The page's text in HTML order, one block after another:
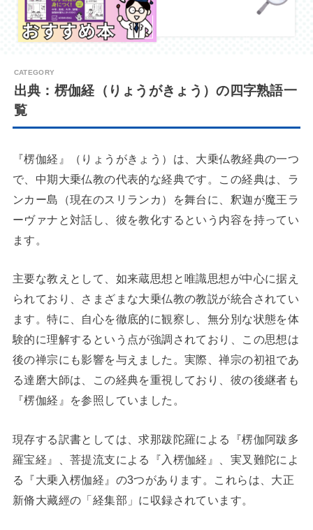
出典：楞伽経（りょうがきょう）の四字熟語一
覧
『楞伽経』（りょうがきょう）は、大乗仏教経典の一つ
で、中期大乗仏教の代表的な経典です。この経典は、ラ
ンカー島（現在のスリランカ）を舞台に、釈迦が魔王ラ
ーヴァナと対話し、彼を教化するという内容を持ってい
ます。
主要な教えとして、如来蔵思想と唯識思想が中心に据え
られており、さまざまな大乗仏教の教説が統合されてい
ます。特に、自心を徹底的に観察し、無分別な状態を体
験的に理解するという点が強調されており、この思想は
後の禅宗にも影響を与えました。実際、禅宗の初祖であ
る達磨大師は、この経典を重視しており、彼の後継者も
『楞伽経』を参照していました。
現存する訳書としては、求那跋陀羅による『楞伽阿跋多
羅宝経』、菩提流支による『入楞伽経』、実叉難陀によ
る『大乗入楞伽経』の3つがあります。これらは、大正
新脩大藏經の「経集部」に収録されています。